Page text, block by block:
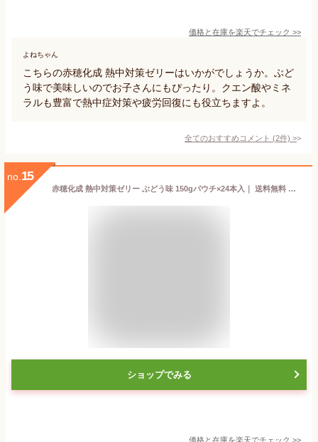
価格と在庫を楽天でチェック >>
よねちゃん
こちらの赤穂化成 熱中対策ゼリーはいかがでしょうか。ぶど
う味で美味しいのでお子さんにもぴったり。クエン酸やミネ
ラルも豊富で熱中症対策や疲労回復にも役立ちますよ。
全てのおすすめコメント (2件) >
no. 15
赤穂化成 熱中対策ゼリー ぶどう味 150gパウチ×24本入｜ 送料無料 熱中症対策 ゼリー ゼリー飲料 塩分
ショップでみる
価格と在庫を楽天でチェック >>